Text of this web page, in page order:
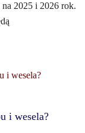
2025 i 2026 rok.
i wesela?